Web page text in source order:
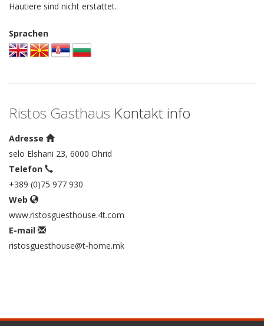
Hautiere sind nicht erstattet.
Sprachen
Ristos Gasthaus Kontakt info
Adresse
selo Elshani 23, 6000 Ohrid
Telefon
+389 (0)75 977 930
Web
www.ristosguesthouse.4t.com
E-mail
ristosguesthouse@t-home.mk